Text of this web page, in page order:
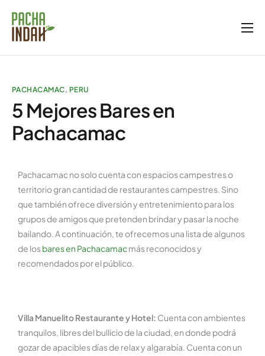
Servicios
Blog
Tienda
PACHACAMAC, PERU
5 Mejores Bares en
Pachacamac
Pachacamac no solo cuenta con espacios campestres o
territorio gran cantidad de restaurantes campestres. Sino
que también ofrece diversión y entretenimiento para los
grupos de amigos que pretenden brindar y pasar la noche
bailando. A continuación, te ofrecemos una lista de algunos
de losbares en Pachacamacmás reconocidos y
recomendados por el público.
Villa Manuelito Restaurante y Hotel: Cuenta con ambientes
tranquilos, libres del bullicio de la ciudad, en donde podrá
gozar de apacibles días de relax y algarabía. Cuenta con un